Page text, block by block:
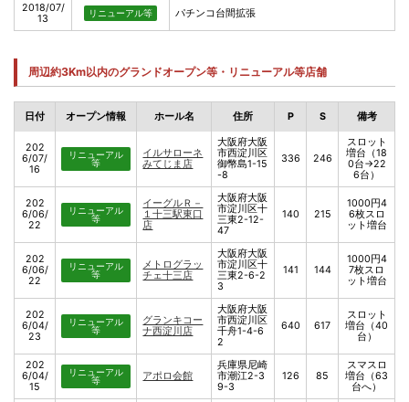
2018/07/
13
リニューアル等 パチンコ台間拡張
周辺約3Km以内のグランドオープン等・リニューアル等店舗
日付 オープン情報 ホール名 住所 P S 備考
202
6/07/
16
リニューアル
等
イルサローネ
みてじま店
大阪府大阪
市西淀川区
御幣島1-15
-8
336 246
スロット
増台（18
0台→22
6台）
202
6/06/
22
リニューアル
等
イーグルＲ－
１十三駅東口
店
大阪府大阪
市淀川区十
三東2-12-
47
140 215
1000円4
6枚スロ
ット増台
202
6/06/
22
リニューアル
等
メトログラッ
チェ十三店
大阪府大阪
市淀川区十
三東2-6-2
3
141 144
1000円4
7枚スロ
ット増台
202
6/04/
23
リニューアル
等
グランキコー
ナ西淀川店
大阪府大阪
市西淀川区
千舟1-4-6
2
640 617
スロット
増台（40
台）
202
6/04/
15
リニューアル
等
アポロ会館
兵庫県尼崎
市潮江2-3
9-3
126 85
スマスロ
増台（63
台へ）